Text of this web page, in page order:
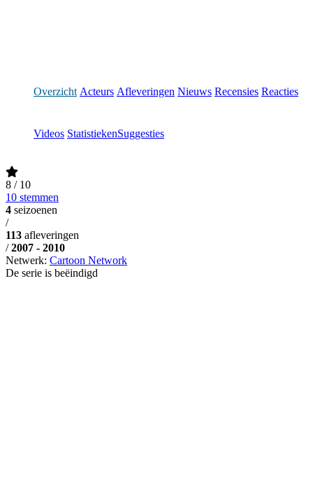
Overzicht Acteurs Afleveringen Nieuws Recensies Reacties
Videos StatistiekenSuggesties
8 / 10
10 stemmen
4 seizoenen
/
113 afleveringen
/ 2007 - 2010
Netwerk: Cartoon Network
De serie is beëindigd